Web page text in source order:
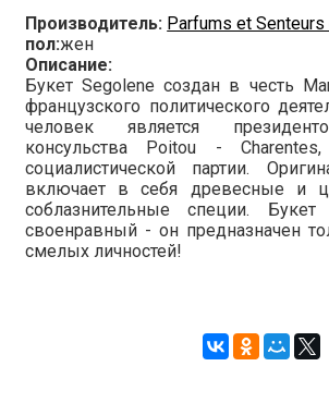
Производитель: Parfums et
пол:жен
Описание:
Букет Segolene создан в честь
французского политического
человек является
консульства Poitou -
социалистической партии.
включает в себя древесные и
соблазнительные специи.
своенравный - он предназначен
смелых личностей!